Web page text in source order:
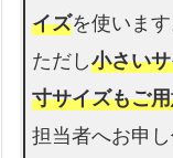
イズを使います
ただし小さい
寸サイズもご
担当者へお申し